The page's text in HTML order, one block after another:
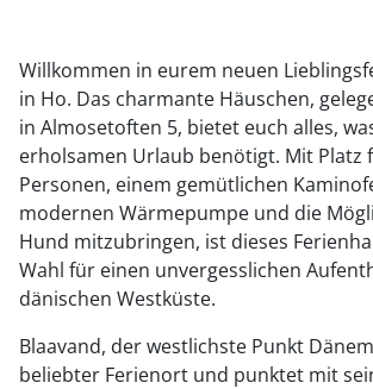
Willkommen in eurem neuen
in Ho. Das charmante Häuschen,
in Almosetoften 5, bietet euch alles,
erholsamen Urlaub benötigt. Mit Platz
Personen, einem gemütlichen
modernen Wärmepumpe und die
Hund mitzubringen, ist dieses
Wahl für einen unvergesslichen
dänischen Westküste.
Blaavand, der westlichste Punkt
beliebter Ferienort und punktet mit